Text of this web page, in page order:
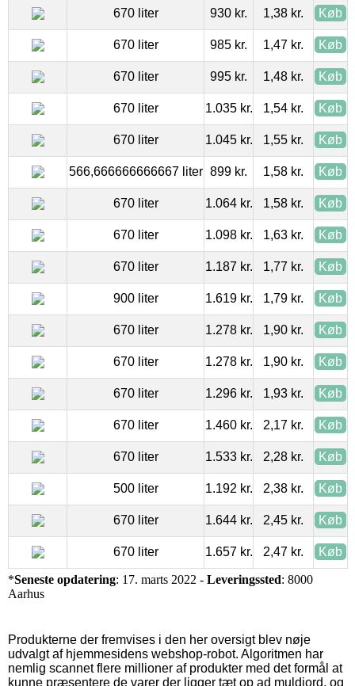
670 liter 930 kr. 1,38 kr. Køb
670 liter 985 kr. 1,47 kr. Køb
670 liter 995 kr. 1,48 kr. Køb
670 liter 1.035 kr. 1,54 kr. Køb
670 liter 1.045 kr. 1,55 kr. Køb
566,666666666667 liter 899 kr. 1,58 kr. Køb
670 liter 1.064 kr. 1,58 kr. Køb
670 liter 1.098 kr. 1,63 kr. Køb
670 liter 1.187 kr. 1,77 kr. Køb
900 liter 1.619 kr. 1,79 kr. Køb
670 liter 1.278 kr. 1,90 kr. Køb
670 liter 1.278 kr. 1,90 kr. Køb
670 liter 1.296 kr. 1,93 kr. Køb
670 liter 1.460 kr. 2,17 kr. Køb
670 liter 1.533 kr. 2,28 kr. Køb
500 liter 1.192 kr. 2,38 kr. Køb
670 liter 1.644 kr. 2,45 kr. Køb
670 liter 1.657 kr. 2,47 kr. Køb
*Seneste opdatering: 17. marts 2022 - Leveringssted: 8000
Aarhus
Produkterne der fremvises i den her oversigt blev nøje
udvalgt af hjemmesidens webshop-robot. Algoritmen har
nemlig scannet flere millioner af produkter med det formål at
kunne præsentere de varer der ligger tæt op ad muldjord, og